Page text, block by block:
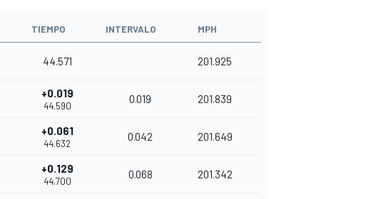
TIEMPO INTERVALO MPH
44.571 201.925
+0.019
44.590
0.019 201.839
+0.061
44.632
0.042 201.649
+0.129
44.700
0.068 201.342